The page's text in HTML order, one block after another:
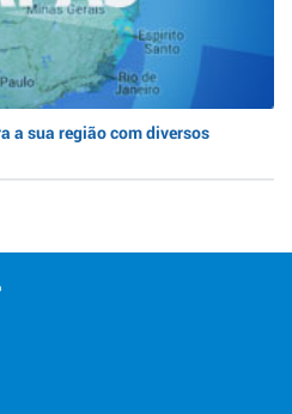
a sua região com diversos